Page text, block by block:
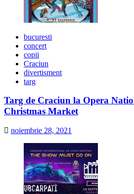
bucuresti
concert
copii
Craciun
divertisment
targ
Targ de Craciun la Opera
Christmas Market
noiembrie 28, 2021